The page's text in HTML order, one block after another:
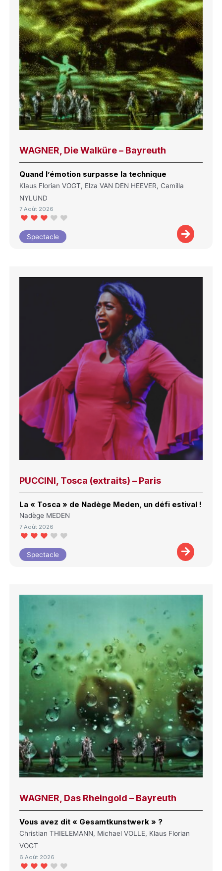
WAGNER, Die Walküre – Bayreuth
Quand l’émotion surpasse la technique
Klaus Florian VOGT, Elza VAN DEN HEEVER, Camilla
NYLUND
7 Août 2026
Spectacle
PUCCINI, Tosca (extraits) – Paris
La « Tosca » de Nadège Meden, un défi estival !
Nadège MEDEN
7 Août 2026
Spectacle
WAGNER, Das Rheingold – Bayreuth
Vous avez dit « Gesamtkunstwerk » ?
Christian THIELEMANN, Michael VOLLE, Klaus Florian
VOGT
6 Août 2026